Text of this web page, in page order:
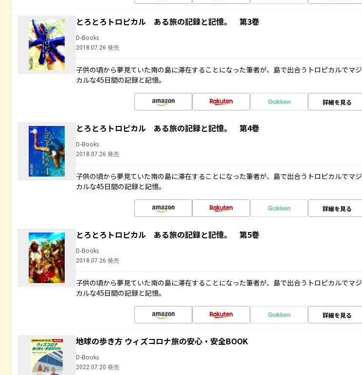
とろとろトロピカル ある旅の記録と記憶。 第3巻
D-Books
2018.07.26 発売
子供の頃から夢見ていた南の島に滞在することになった筆者が、島で出合うトロピカルでマジ
カルな45日間の記録と記憶。
詳細を見る
とろとろトロピカル ある旅の記録と記憶。 第4巻
D-Books
2018.07.26 発売
子供の頃から夢見ていた南の島に滞在することになった筆者が、島で出合うトロピカルでマジ
カルな45日間の記録と記憶。
詳細を見る
とろとろトロピカル ある旅の記録と記憶。 第5巻
D-Books
2018.07.26 発売
子供の頃から夢見ていた南の島に滞在することになった筆者が、島で出合うトロピカルでマジ
カルな45日間の記録と記憶。
詳細を見る
地球の歩き方 ウィズコロナ旅の安心・安全BOOK
D-Books
2022.07.20 発売